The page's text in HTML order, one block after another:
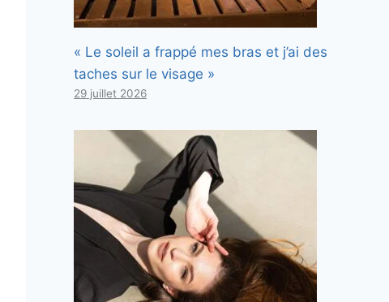
« Le soleil a frappé mes bras et j’ai des
taches sur le visage »
29 juillet 2026